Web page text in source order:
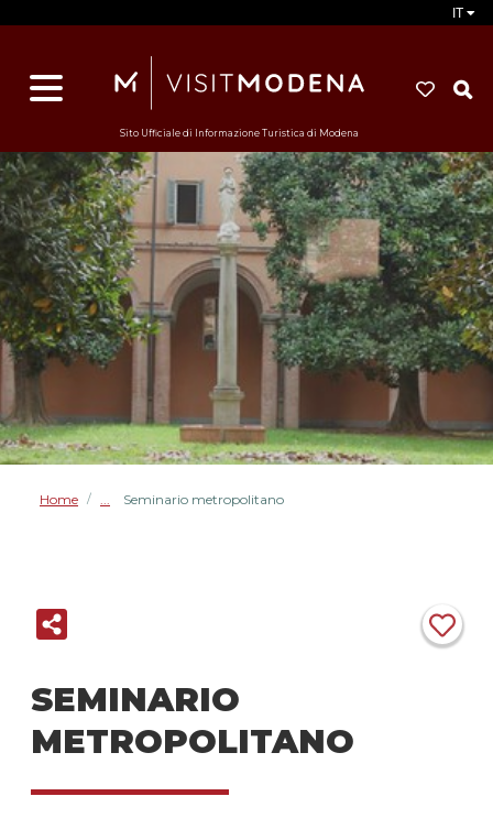
IT
Sito Ufficiale di Informazione Turistica di Modena
Home / Seminario metropolitano
SEMINARIO
METROPOLITANO